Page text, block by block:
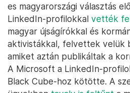
es magyarországi választás
LinkedIn-profilokkal vették
magyar újságírókkal és
aktivistákkal, felvettek velük
amiket aztán publikáltak a
A Microsoft a LinkedIn-
Black Cube-hoz kötötte. A